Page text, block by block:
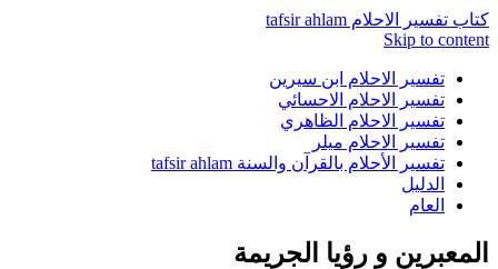
كتاب تفسير الاحلام tafsir ahlam
Skip to content
تفسير الاحلام ابن سيرين
تفسير الاحلام الاحسائي
تفسير الاحلام الظاهري
تفسير الاحلام ميلر
تفسير الأحلام بالقرآن والسنة tafsir ahlam
الدليل
العام
المعبرين و رؤيا الجريمة